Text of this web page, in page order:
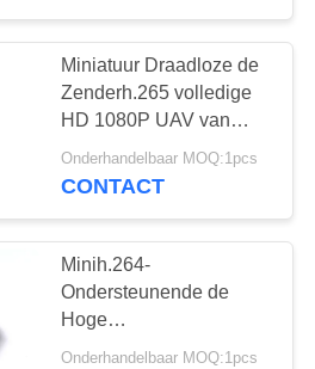
-
26
11
Miniatuur Draadloze de
Zenderh.265 volledige
HD 1080P UAV van
HDMI Videozender
Onderhandelbaar MOQ:1pcs
CONTACT
Minih.264-
Ondersteunende de
Hoge
snelheidsbeweging van
Onderhandelbaar MOQ:1pcs